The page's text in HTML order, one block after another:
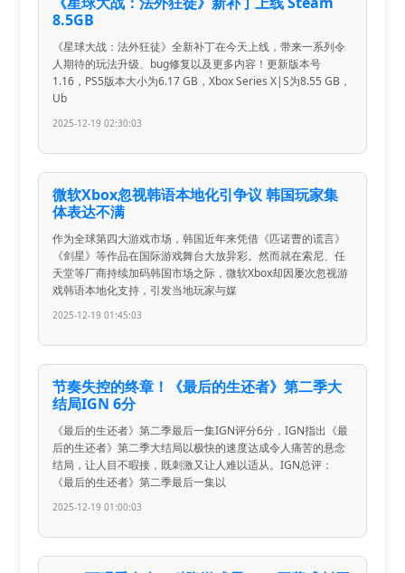
8.5GB
《星球大战：法外狂徒》全新补丁在今天上线，带来一系列令
人期待的玩法升级、bug修复以及更多内容！更新版本号
1.16，PS5版本大小为6.17 GB，Xbox Series X|S为8.55 GB，
Ub
2025-12-19 02:30:03
微软Xbox忽视韩语本地化引争议 韩国玩家集
体表达不满
作为全球第四大游戏市场，韩国近年来凭借《匹诺曹的谎言》
《剑星》等作品在国际游戏舞台大放异彩。然而就在索尼、任
天堂等厂商持续加码韩国市场之际，微软Xbox却因屡次忽视游
戏韩语本地化支持，引发当地玩家与媒
2025-12-19 01:45:03
节奏失控的终章！《最后的生还者》第二季大
结局IGN 6分
《最后的生还者》第二季最后一集IGN评分6分，IGN指出《最
后的生还者》第二季大结局以极快的速度达成令人痛苦的悬念
结局，让人目不暇接，既刺激又让人难以适从。IGN总评：
《最后的生还者》第二季最后一集以
2025-12-19 01:00:03